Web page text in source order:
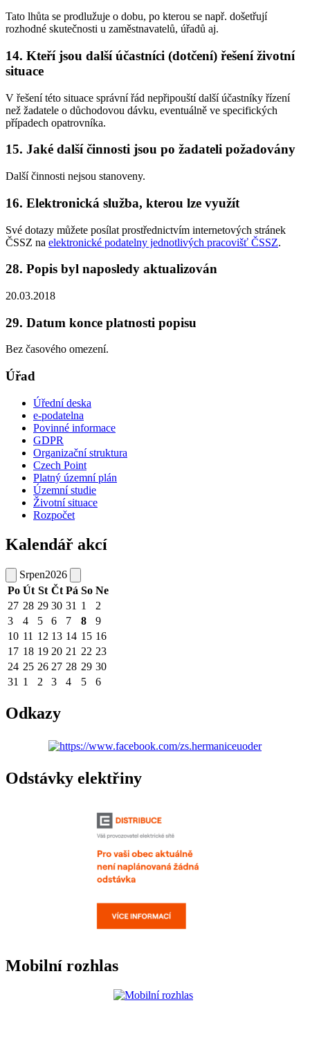
Tato lhůta se prodlužuje o dobu, po kterou se např. došetřují
rozhodné skutečnosti u zaměstnavatelů, úřadů aj.
14. Kteří jsou další účastníci (dotčení) řešení životní
situace
V řešení této situace správní řád nepřipouští další účastníky řízení
než žadatele o důchodovou dávku, eventuálně ve specifických
případech opatrovníka.
15. Jaké další činnosti jsou po žadateli požadovány
Další činnosti nejsou stanoveny.
16. Elektronická služba, kterou lze využít
Své dotazy můžete posílat prostřednictvím internetových stránek
ČSSZ na elektronické podatelny jednotlivých pracovišť ČSSZ.
28. Popis byl naposledy aktualizován
20.03.2018
29. Datum konce platnosti popisu
Bez časového omezení.
Úřad
Úřední deska
e-podatelna
Povinné informace
GDPR
Organizační struktura
Czech Point
Platný územní plán
Územní studie
Životní situace
Rozpočet
Kalendář akcí
Srpen2026
Po Út St Čt Pá So Ne
27 28 29 30 31 1
2
3
4 5 6 7 8
9
10 11 12 13 14 15 16
17 18 19 20 21 22 23
24 25 26 27 28 29 30
31 1 2 3 4 5 6
Odkazy
Odstávky elektřiny
Mobilní rozhlas